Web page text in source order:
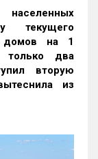
населенных
текущего
домов на 1
два
вторую
из